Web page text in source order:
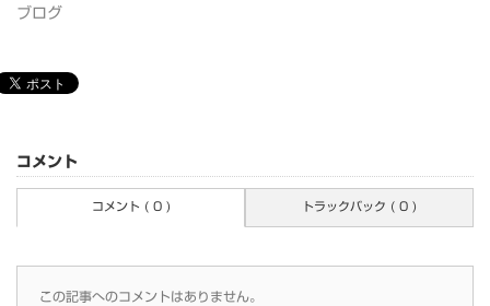
ブログ
コメント
コメント ( 0 ) トラックバック ( 0 )
この記事へのコメントはありません。